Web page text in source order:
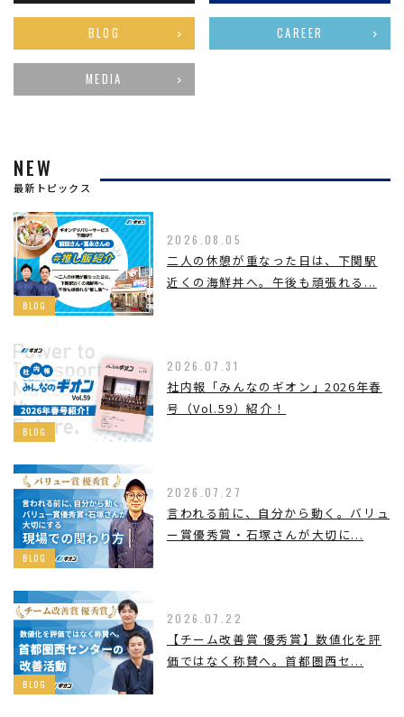
BLOG CAREER
MEDIA
NEW
最新トピックス
BLOG
2026.08.05
二人の休憩が重なった日は、下関駅
近くの海鮮丼へ。午後も頑張れる...
BLOG
2026.07.31
社内報「みんなのギオン」2026年春
号（Vol.59）紹介！
BLOG
2026.07.27
言われる前に、自分から動く。バリュ
ー賞優秀賞・石塚さんが大切に...
BLOG
2026.07.22
【チーム改善賞 優秀賞】数値化を評
価ではなく称賛へ。首都圏西セ...